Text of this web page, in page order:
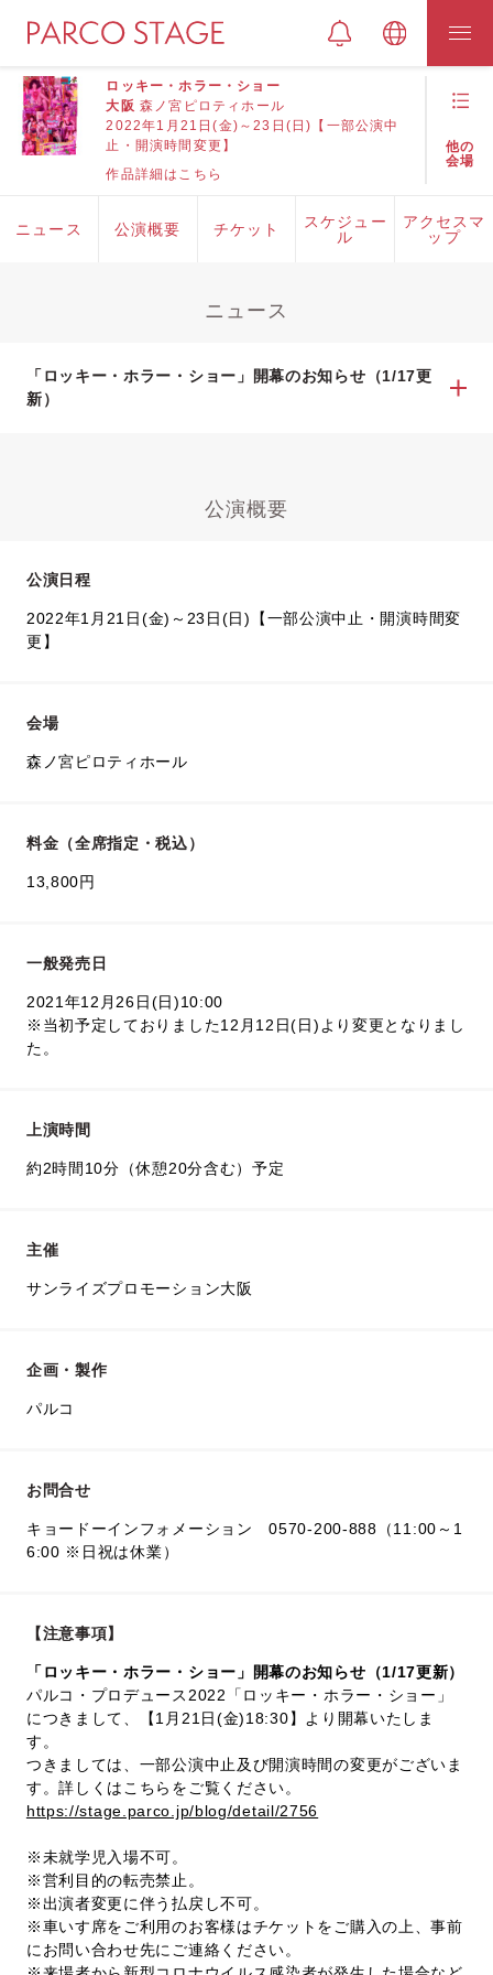
ロッキー・ホラー・ショー
大阪 森ノ宮ピロティホール
2022年1月21日(金)～23日(日)【一部公演中
止・開演時間変更】
作品詳細はこちら
他の
会場
ニュース 公演概要 チケット
スケジュー
ル
アクセスマ
ップ
ニュース
「ロッキー・ホラー・ショー」開幕のお知らせ（1/17更
新）
公演概要
公演日程
2022年1月21日(金)～23日(日)【一部公演中止・開演時間変
更】
会場
森ノ宮ピロティホール
料金（全席指定・税込）
13,800円
一般発売日
2021年12月26日(日)10:00
※当初予定しておりました12月12日(日)より変更となりまし
た。
上演時間
約2時間10分（休憩20分含む）予定
主催
サンライズプロモーション大阪
企画・製作
パルコ
お問合せ
キョードーインフォメーション 0570-200-888（11:00～1
6:00 ※日祝は休業）
【注意事項】
「ロッキー・ホラー・ショー」開幕のお知らせ（1/17更新）
パルコ・プロデュース2022「ロッキー・ホラー・ショー」
につきまして、【1月21日(金)18:30】より開幕いたしま
す。
つきましては、一部公演中止及び開演時間の変更がございま
す。詳しくはこちらをご覧ください。
https://stage.parco.jp/blog/detail/2756
※未就学児入場不可。
※営利目的の転売禁止。
※出演者変更に伴う払戻し不可。
※車いす席をご利用のお客様はチケットをご購入の上、事前
にお問い合わせ先にご連絡ください。